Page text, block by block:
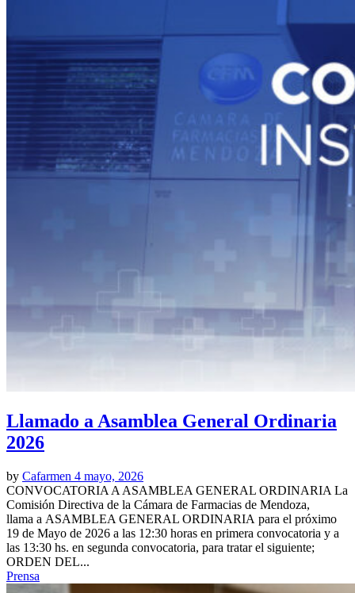
Llamado a Asamblea General Ordinaria
2026
by Cafarmen 4 mayo, 2026
CONVOCATORIA A ASAMBLEA GENERAL ORDINARIA La
Comisión Directiva de la Cámara de Farmacias de Mendoza,
llama a ASAMBLEA GENERAL ORDINARIA para el próximo
19 de Mayo de 2026 a las 12:30 horas en primera convocatoria y a
las 13:30 hs. en segunda convocatoria, para tratar el siguiente;
ORDEN DEL...
Prensa